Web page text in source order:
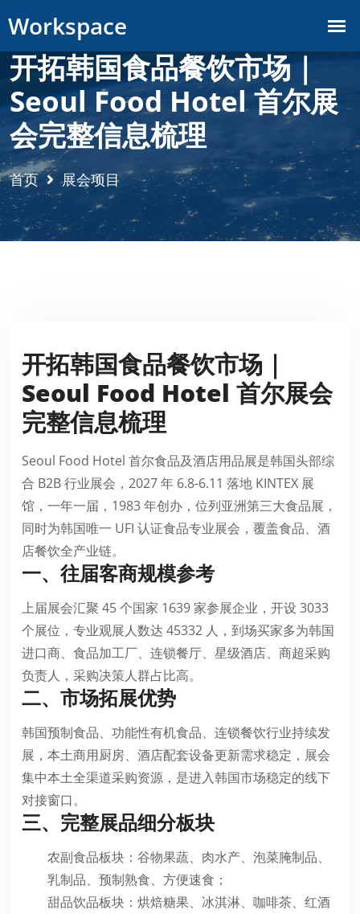
开拓韩国食品餐饮市场｜
Seoul Food Hotel 首尔展
会完整信息梳理
首页 展会项目
开拓韩国食品餐饮市场｜
Seoul Food Hotel 首尔展会
完整信息梳理
Seoul Food Hotel 首尔食品及酒店用品展是韩国头部综
合 B2B 行业展会，2027 年 6.8-6.11 落地 KINTEX 展
馆，一年一届，1983 年创办，位列亚洲第三大食品展，
同时为韩国唯一 UFI 认证食品专业展会，覆盖食品、酒
店餐饮全产业链。
一、往届客商规模参考
上届展会汇聚 45 个国家 1639 家参展企业，开设 3033
个展位，专业观展人数达 45332 人，到场买家多为韩国
进口商、食品加工厂、连锁餐厅、星级酒店、商超采购
负责人，采购决策人群占比高。
二、市场拓展优势
韩国预制食品、功能性有机食品、连锁餐饮行业持续发
展，本土商用厨房、酒店配套设备更新需求稳定，展会
集中本土全渠道采购资源，是进入韩国市场稳定的线下
对接窗口。
三、完整展品细分板块
农副食品板块：谷物果蔬、肉水产、泡菜腌制品、
乳制品、预制熟食、方便速食；
甜品饮品板块：烘焙糖果、冰淇淋、咖啡茶、红酒